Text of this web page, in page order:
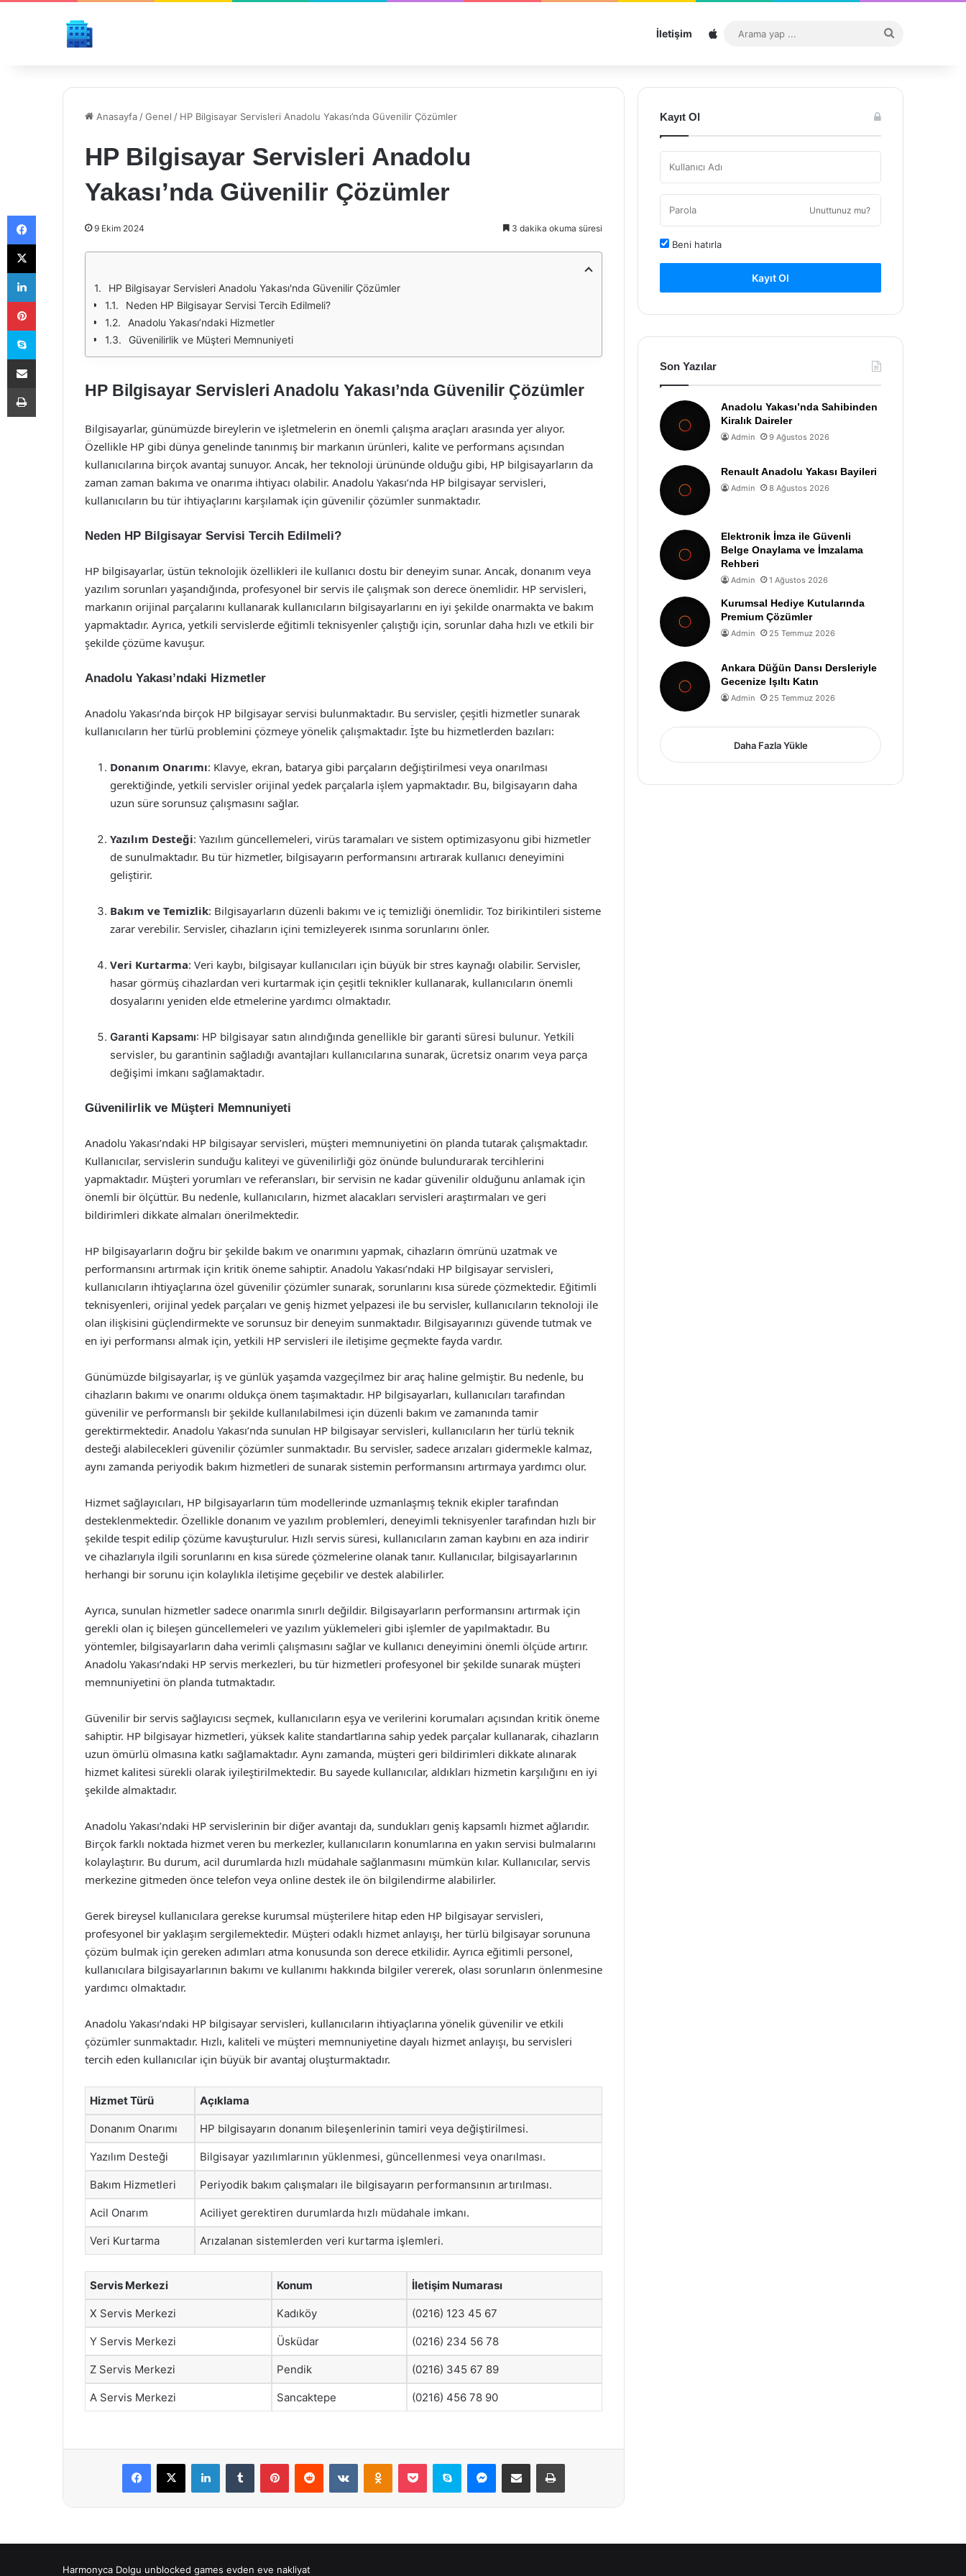
İletişim Sitemap
...
Anasayfa /Genel / HP Bilgisayar Servisleri Anadolu Yakası’nda Güvenilir Çözümler
HP Bilgisayar Servisleri Anadolu
Yakası’nda Güvenilir Çözümler
9 Ekim 2024 3 dakika okuma süresi
HP Bilgisayar Servisleri Anadolu Yakası'nda Güvenilir Çözümler
Neden HP Bilgisayar Servisi Tercih Edilmeli?
Anadolu Yakası’ndaki Hizmetler
Güvenilirlik ve Müşteri Memnuniyeti
HP Bilgisayar Servisleri Anadolu Yakası’nda Güvenilir Çözümler
Bilgisayarlar, günümüzde bireylerin ve işletmelerin en önemli çalışma araçları arasında yer alıyor.
Özellikle HP gibi dünya genelinde tanınmış bir markanın ürünleri, kalite ve performans açısından
kullanıcılarına birçok avantaj sunuyor. Ancak, her teknoloji ürününde olduğu gibi, HP bilgisayarların da
zaman zaman bakıma ve onarıma ihtiyacı olabilir. Anadolu Yakası’nda HP bilgisayar servisleri,
kullanıcıların bu tür ihtiyaçlarını karşılamak için güvenilir çözümler sunmaktadır.
Neden HP Bilgisayar Servisi Tercih Edilmeli?
HP bilgisayarlar, üstün teknolojik özellikleri ile kullanıcı dostu bir deneyim sunar. Ancak, donanım veya
yazılım sorunları yaşandığında, profesyonel bir servis ile çalışmak son derece önemlidir. HP servisleri,
markanın orijinal parçalarını kullanarak kullanıcıların bilgisayarlarını en iyi şekilde onarmakta ve bakım
yapmaktadır. Ayrıca, yetkili servislerde eğitimli teknisyenler çalıştığı için, sorunlar daha hızlı ve etkili bir
şekilde çözüme kavuşur.
Anadolu Yakası’ndaki Hizmetler
Anadolu Yakası’nda birçok HP bilgisayar servisi bulunmaktadır. Bu servisler, çeşitli hizmetler sunarak
kullanıcıların her türlü problemini çözmeye yönelik çalışmaktadır. İşte bu hizmetlerden bazıları:
Donanım Onarımı: Klavye, ekran, batarya gibi parçaların değiştirilmesi veya onarılması
gerektiğinde, yetkili servisler orijinal yedek parçalarla işlem yapmaktadır. Bu, bilgisayarın daha
uzun süre sorunsuz çalışmasını sağlar.
Yazılım Desteği: Yazılım güncellemeleri, virüs taramaları ve sistem optimizasyonu gibi hizmetler
de sunulmaktadır. Bu tür hizmetler, bilgisayarın performansını artırarak kullanıcı deneyimini
geliştirir.
Bakım ve Temizlik: Bilgisayarların düzenli bakımı ve iç temizliği önemlidir. Toz birikintileri sisteme
zarar verebilir. Servisler, cihazların içini temizleyerek ısınma sorunlarını önler.
Veri Kurtarma: Veri kaybı, bilgisayar kullanıcıları için büyük bir stres kaynağı olabilir. Servisler,
hasar görmüş cihazlardan veri kurtarmak için çeşitli teknikler kullanarak, kullanıcıların önemli
dosyalarını yeniden elde etmelerine yardımcı olmaktadır.
Garanti Kapsamı: HP bilgisayar satın alındığında genellikle bir garanti süresi bulunur. Yetkili
servisler, bu garantinin sağladığı avantajları kullanıcılarına sunarak, ücretsiz onarım veya parça
değişimi imkanı sağlamaktadır.
Güvenilirlik ve Müşteri Memnuniyeti
Anadolu Yakası’ndaki HP bilgisayar servisleri, müşteri memnuniyetini ön planda tutarak çalışmaktadır.
Kullanıcılar, servislerin sunduğu kaliteyi ve güvenilirliği göz önünde bulundurarak tercihlerini
yapmaktadır. Müşteri yorumları ve referansları, bir servisin ne kadar güvenilir olduğunu anlamak için
önemli bir ölçüttür. Bu nedenle, kullanıcıların, hizmet alacakları servisleri araştırmaları ve geri
bildirimleri dikkate almaları önerilmektedir.
HP bilgisayarların doğru bir şekilde bakım ve onarımını yapmak, cihazların ömrünü uzatmak ve
performansını artırmak için kritik öneme sahiptir. Anadolu Yakası’ndaki HP bilgisayar servisleri,
kullanıcıların ihtiyaçlarına özel güvenilir çözümler sunarak, sorunlarını kısa sürede çözmektedir. Eğitimli
teknisyenleri, orijinal yedek parçaları ve geniş hizmet yelpazesi ile bu servisler, kullanıcıların teknoloji ile
olan ilişkisini güçlendirmekte ve sorunsuz bir deneyim sunmaktadır. Bilgisayarınızı güvende tutmak ve
en iyi performansı almak için, yetkili HP servisleri ile iletişime geçmekte fayda vardır.
Günümüzde bilgisayarlar, iş ve günlük yaşamda vazgeçilmez bir araç haline gelmiştir. Bu nedenle, bu
cihazların bakımı ve onarımı oldukça önem taşımaktadır. HP bilgisayarları, kullanıcıları tarafından
güvenilir ve performanslı bir şekilde kullanılabilmesi için düzenli bakım ve zamanında tamir
gerektirmektedir. Anadolu Yakası’nda sunulan HP bilgisayar servisleri, kullanıcıların her türlü teknik
desteği alabilecekleri güvenilir çözümler sunmaktadır. Bu servisler, sadece arızaları gidermekle kalmaz,
aynı zamanda periyodik bakım hizmetleri de sunarak sistemin performansını artırmaya yardımcı olur.
Hizmet sağlayıcıları, HP bilgisayarların tüm modellerinde uzmanlaşmış teknik ekipler tarafından
desteklenmektedir. Özellikle donanım ve yazılım problemleri, deneyimli teknisyenler tarafından hızlı bir
şekilde tespit edilip çözüme kavuşturulur. Hızlı servis süresi, kullanıcıların zaman kaybını en aza indirir
ve cihazlarıyla ilgili sorunlarını en kısa sürede çözmelerine olanak tanır. Kullanıcılar, bilgisayarlarının
herhangi bir sorunu için kolaylıkla iletişime geçebilir ve destek alabilirler.
Ayrıca, sunulan hizmetler sadece onarımla sınırlı değildir. Bilgisayarların performansını artırmak için
gerekli olan iç bileşen güncellemeleri ve yazılım yüklemeleri gibi işlemler de yapılmaktadır. Bu
yöntemler, bilgisayarların daha verimli çalışmasını sağlar ve kullanıcı deneyimini önemli ölçüde artırır.
Anadolu Yakası’ndaki HP servis merkezleri, bu tür hizmetleri profesyonel bir şekilde sunarak müşteri
memnuniyetini ön planda tutmaktadır.
Güvenilir bir servis sağlayıcısı seçmek, kullanıcıların eşya ve verilerini korumaları açısından kritik öneme
sahiptir. HP bilgisayar hizmetleri, yüksek kalite standartlarına sahip yedek parçalar kullanarak, cihazların
uzun ömürlü olmasına katkı sağlamaktadır. Aynı zamanda, müşteri geri bildirimleri dikkate alınarak
hizmet kalitesi sürekli olarak iyileştirilmektedir. Bu sayede kullanıcılar, aldıkları hizmetin karşılığını en iyi
şekilde almaktadır.
Anadolu Yakası’ndaki HP servislerinin bir diğer avantajı da, sundukları geniş kapsamlı hizmet ağlarıdır.
Birçok farklı noktada hizmet veren bu merkezler, kullanıcıların konumlarına en yakın servisi bulmalarını
kolaylaştırır. Bu durum, acil durumlarda hızlı müdahale sağlanmasını mümkün kılar. Kullanıcılar, servis
merkezine gitmeden önce telefon veya online destek ile ön bilgilendirme alabilirler.
Gerek bireysel kullanıcılara gerekse kurumsal müşterilere hitap eden HP bilgisayar servisleri,
profesyonel bir yaklaşım sergilemektedir. Müşteri odaklı hizmet anlayışı, her türlü bilgisayar sorununa
çözüm bulmak için gereken adımları atma konusunda son derece etkilidir. Ayrıca eğitimli personel,
kullanıcılara bilgisayarlarının bakımı ve kullanımı hakkında bilgiler vererek, olası sorunların önlenmesine
yardımcı olmaktadır.
Anadolu Yakası’ndaki HP bilgisayar servisleri, kullanıcıların ihtiyaçlarına yönelik güvenilir ve etkili
çözümler sunmaktadır. Hızlı, kaliteli ve müşteri memnuniyetine dayalı hizmet anlayışı, bu servisleri
tercih eden kullanıcılar için büyük bir avantaj oluşturmaktadır.
Hizmet Türü Açıklama
Donanım Onarımı HP bilgisayarın donanım bileşenlerinin tamiri veya değiştirilmesi.
Yazılım Desteği Bilgisayar yazılımlarının yüklenmesi, güncellenmesi veya onarılması.
Bakım Hizmetleri Periyodik bakım çalışmaları ile bilgisayarın performansının artırılması.
Acil Onarım Aciliyet gerektiren durumlarda hızlı müdahale imkanı.
Veri Kurtarma Arızalanan sistemlerden veri kurtarma işlemleri.
Servis Merkezi Konum İletişim Numarası
X Servis Merkezi Kadıköy (0216) 123 45 67
Y Servis Merkezi Üsküdar (0216) 234 56 78
Z Servis Merkezi Pendik (0216) 345 67 89
A Servis Merkezi Sancaktepe (0216) 456 78 90
Facebook
X LinkedInTumblr PinterestReddit VKontakteOdnoklassniki
Pocket Skype Messenger
E-Posta ile paylaş Yazdır
Kayıt Ol
Unuttunuz mu?
Beni hatırla
Kayıt Ol
Son Yazılar
Anadolu Yakası’nda Sahibinden
Kiralık Daireler
Admin 9 Ağustos 2026
Renault Anadolu Yakası Bayileri
Admin 8 Ağustos 2026
Elektronik İmza ile Güvenli
Belge Onaylama ve İmzalama
Rehberi
Admin 1 Ağustos 2026
Kurumsal Hediye Kutularında
Premium Çözümler
Admin 25 Temmuz 2026
Ankara Düğün Dansı Dersleriyle
Gecenize Işıltı Katın
Admin 25 Temmuz 2026
Daha Fazla Yükle
Harmonyca Dolgu unblocked games evden eve nakliyat
Facebook
X
LinkedIn
Pinterest
Skype
E-Posta ile paylaş